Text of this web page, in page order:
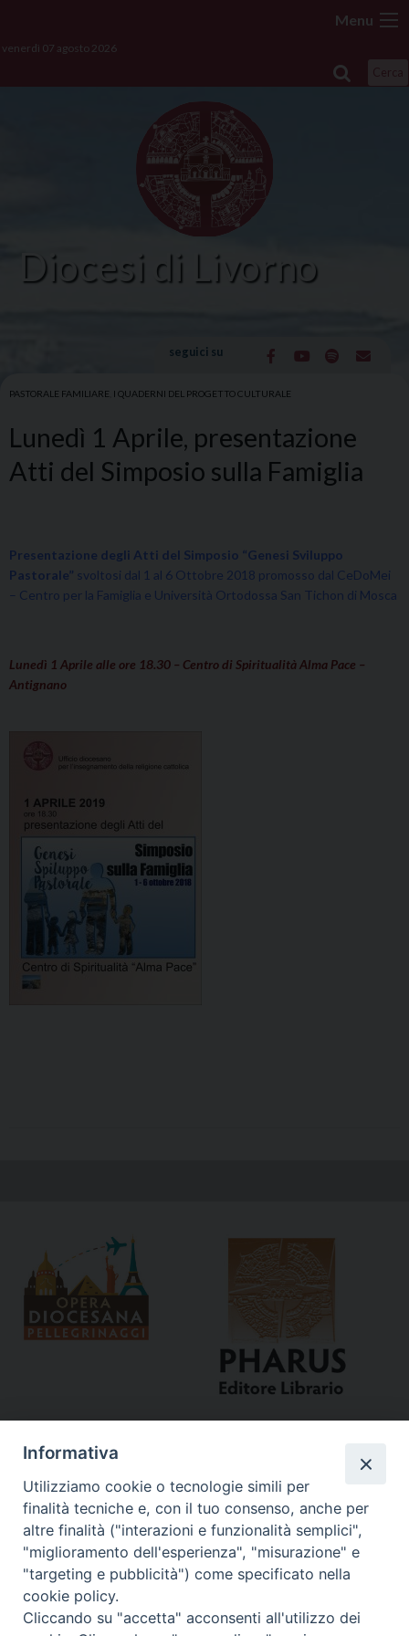
content
Menu
venerdì 07 agosto 2026
Diocesi di Livorno
seguici su
PASTORALE FAMILIARE I QUADERNI DEL PROGETTO CULTURALE
Lunedì 1 Aprile, presentazione
Atti del Simposio sulla Famiglia
Presentazione degli Atti del Simposio “Genesi Sviluppo
Pastorale” svoltosi dal 1 al 6 Ottobre 2018 promosso dal CeDoMei
– Centro per la Famiglia e Università Ortodossa San Tichon di Mosca
Lunedì 1 Aprile alle ore 18.30 – Centro di Spiritualità Alma Pace –
Antignano
Curia
Via del Seminario, 61 - 57122 Livorno LI
Informativa
Utilizziamo cookie o tecnologie simili per
finalità tecniche e, con il tuo consenso, anche per
altre finalità ("interazioni e funzionalità semplici",
"miglioramento dell'esperienza", "misurazione" e
"targeting e pubblicità") come specificato nella
cookie policy.
Cliccando su "accetta" acconsenti all'utilizzo dei